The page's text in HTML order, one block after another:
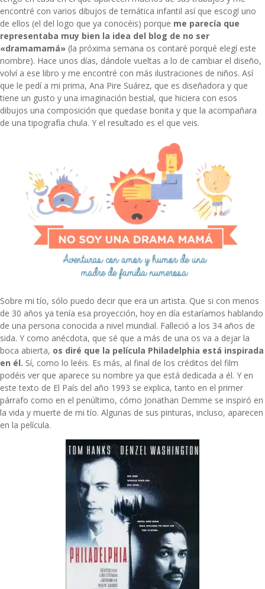
encontré con varios dibujos de temática infantil así que escogí uno
de ellos (el del logo que ya conocéis) porque me parecía que
representaba muy bien la idea del blog de no ser
«dramamamá» (la próxima semana os contaré porqué elegí este
nombre). Hace unos días, dándole vueltas a lo de cambiar el diseño,
volví a ese libro y me encontré con más ilustraciones de niños. Así
que le pedí a mi prima, Ana Pire Suárez, que es diseñadora y que
tiene un gusto y una imaginación bestial, que hiciera con esos
dibujos una composición que quedase bonita y que la acompañara
de una tipografía chula. Y el resultado es el que veis.
Sobre mi tío, sólo puedo decir que era un artista. Que si con menos
de 30 años ya tenía esa proyección, hoy en día estaríamos hablando
de una persona conocida a nivel mundial. Falleció a los 34 años de
sida. Y como anécdota, que sé que a más de una os va a dejar la
boca abierta, os diré que la película Philadelphia está inspirada
en él. Sí, como lo leéis. Es más, al final de los créditos del film
podéis ver que aparece su nombre ya que está dedicada a él. Y en
estetexto de El País del año 1993 se explica, tanto en el primer
párrafo como en el penúltimo, cómo Jonathan Demme se inspiró en
la vida y muerte de mi tío. Algunas de sus pinturas, incluso, aparecen
en la película.